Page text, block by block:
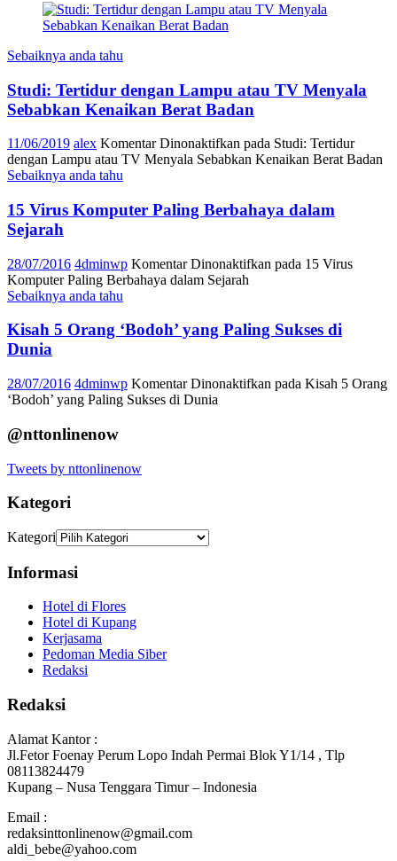
Sebaiknya anda tahu
Studi: Tertidur dengan Lampu atau TV Menyala
Sebabkan Kenaikan Berat Badan
11/06/2019 alex Komentar Dinonaktifkan pada Studi: Tertidur
dengan Lampu atau TV Menyala Sebabkan Kenaikan Berat Badan
Sebaiknya anda tahu
15 Virus Komputer Paling Berbahaya dalam
Sejarah
28/07/2016 4dminwp Komentar Dinonaktifkan pada 15 Virus
Komputer Paling Berbahaya dalam Sejarah
Sebaiknya anda tahu
Kisah 5 Orang ‘Bodoh’ yang Paling Sukses di
Dunia
28/07/2016 4dminwp Komentar Dinonaktifkan pada Kisah 5 Orang
‘Bodoh’ yang Paling Sukses di Dunia
@nttonlinenow
Tweets by nttonlinenow
Kategori
Kategori
Informasi
Hotel di Flores
Hotel di Kupang
Kerjasama
Pedoman Media Siber
Redaksi
Redaksi
Alamat Kantor :
Jl.Fetor Foenay Perum Lopo Indah Permai Blok Y1/14 , Tlp
08113824479
Kupang – Nusa Tenggara Timur – Indonesia
Email :
redaksinttonlinenow@gmail.com
aldi_bebe@yahoo.com